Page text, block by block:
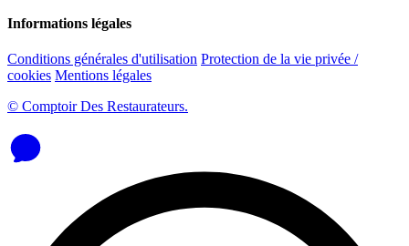
Informations légales
Conditions générales d'utilisation Protection de la vie privée /
cookies Mentions légales
© Comptoir Des Restaurateurs.